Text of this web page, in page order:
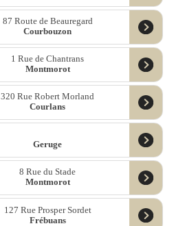
87 Route de Beauregard
Courbouzon
1 Rue de Chantrans
Montmorot
320 Rue Robert Morland
Courlans
Geruge
8 Rue du Stade
Montmorot
127 Rue Prosper Sordet
Frébuans